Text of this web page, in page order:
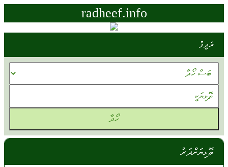
radheef.info
ރަދީފު
ތޮޅިޔަށްދަރު